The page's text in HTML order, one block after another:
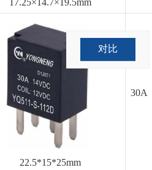
22.5*15*25mm
30A
对比